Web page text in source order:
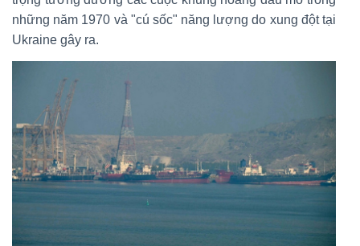
những năm 1970 và "cú sốc" năng lượng do xung đột tại
Ukraine gây ra.